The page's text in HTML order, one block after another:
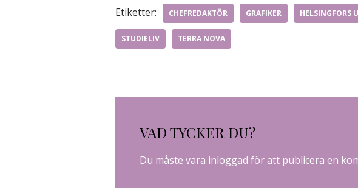
Etiketter: CHEFREDAKTÖR GRAFIKER HELSINGFORS
STUDIELIV TERRA NOVA
VAD TYCKER DU?
Du måste vara inloggad för att publicera en